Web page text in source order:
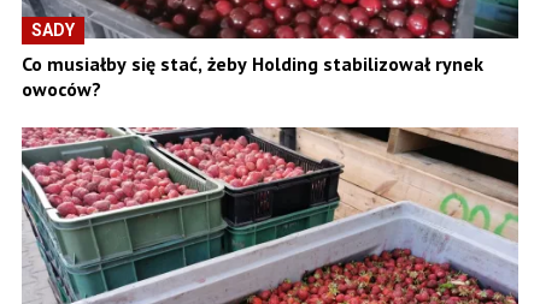
SADY
Co musiałby się stać, żeby Holding stabilizował rynek
owoców?